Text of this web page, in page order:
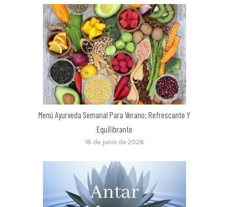
Menú Ayurveda Semanal Para Verano: Refrescante Y
Equilibrante
18 de junio de 2026